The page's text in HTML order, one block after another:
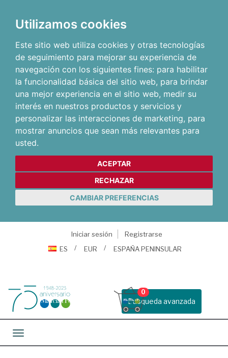
Utilizamos cookies
Este sitio web utiliza cookies y otras tecnologías
de seguimiento para mejorar su experiencia de
navegación con los siguientes fines: para habilitar
la funcionalidad básica del sitio web, para brindar
una mejor experiencia en el sitio web, medir su
interés en nuestros productos y servicios y
personalizar las interacciones de marketing, para
mostrar anuncios que sean más relevantes para
usted.
ACEPTAR
RECHAZAR
CAMBIAR PREFERENCIAS
Iniciar sesión
Registrarse
ES
EUR ESPAÑA PENINSULAR
Busqueda avanzada
0
Toggle navigation